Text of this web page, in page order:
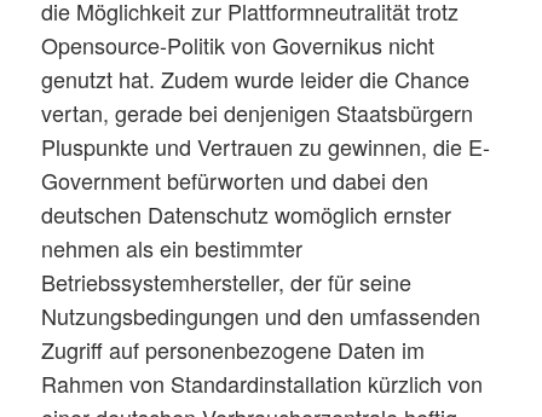
die Möglichkeit zur Plattformneutralität trotz
Opensource-Politik von Governikus nicht
genutzt hat. Zudem wurde leider die Chance
vertan, gerade bei denjenigen Staatsbürgern
Pluspunkte und Vertrauen zu gewinnen, die E-
Government befürworten und dabei den
deutschen Datenschutz womöglich ernster
nehmen als ein bestimmter
Betriebssystemhersteller, der für seine
Nutzungsbedingungen und den umfassenden
Zugriff auf personenbezogene Daten im
Rahmen von Standardinstallation kürzlich von